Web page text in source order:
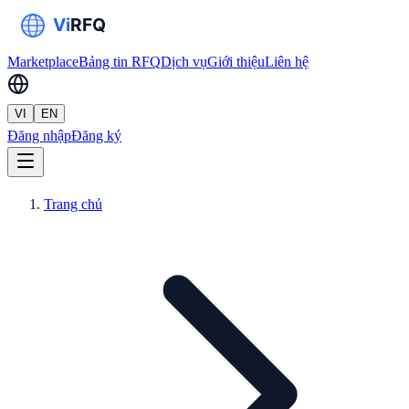
MarketplaceBảng tin RFQDịch vụGiới thiệuLiên hệ
VI EN
Đăng nhậpĐăng ký
Trang chủ